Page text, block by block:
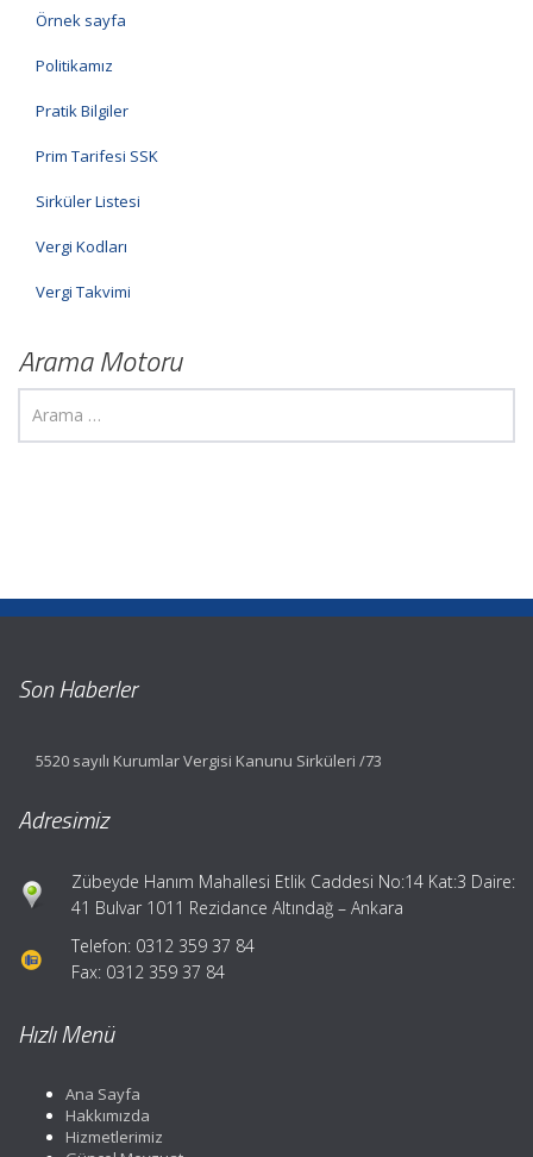
Örnek sayfa
Politikamız
Pratik Bilgiler
Prim Tarifesi SSK
Sirküler Listesi
Vergi Kodları
Vergi Takvimi
Arama Motoru
Son Haberler
5520 sayılı Kurumlar Vergisi Kanunu Sirküleri /73
Adresimiz
Zübeyde Hanım Mahallesi Etlik Caddesi No:14 Kat:3 Daire:
41 Bulvar 1011 Rezidance Altındağ – Ankara
Telefon: 0312 359 37 84
Fax: 0312 359 37 84
Hızlı Menü
Ana Sayfa
Hakkımızda
Hizmetlerimiz